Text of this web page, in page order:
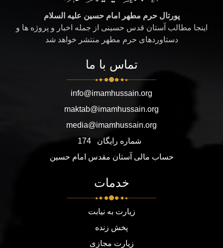
پورتال حرم مطهر امام حسین علیه السلام
اینجا مطالب آستان قدس حسینی از جمله اخبار و پروژه ها و
دستاوردهای حرم مطهر منتشر خواهد شد
تماس با ما
info@imamhussain.org
maktab@imamhussain.org
media@imamhussain.org
شماره رایگان
174
حساب مالی آستان مقدس امام حسین
خدمات
زیارت به نیابت
پخش زنده
زیارت مجازی